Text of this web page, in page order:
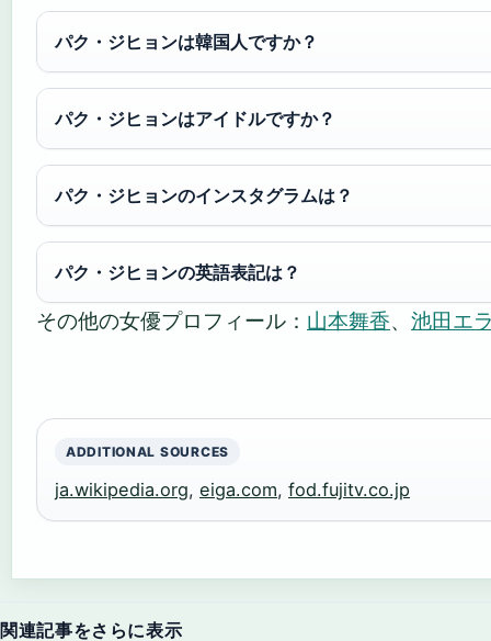
パク・ジヒョンは韓国人ですか？
パク・ジヒョンはアイドルですか？
パク・ジヒョンのインスタグラムは？
パク・ジヒョンの英語表記は？
その他の女優プロフィール： 山本舞香、 池田エ
ADDITIONAL SOURCES
ja.wikipedia.org, eiga.com, fod.fujitv.co.jp
関連記事をさらに表示